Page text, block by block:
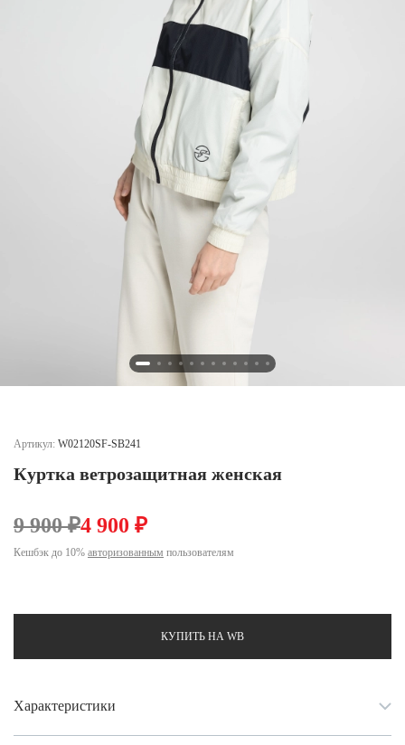
Республика Башкортостан (3)
Санкт-Петербург и ЛО (3)
Саратовская область (1)
Хакасия (1)
Челябинская область (2)
Ямало-Ненецкий автономный округ (1)
Артикул: W02120SF-SB241
Куртка ветрозащитная женская
9 900 ₽4 900 ₽
Кешбэк до 10% авторизованным пользователям
КУПИТЬ НА WB
Характеристики